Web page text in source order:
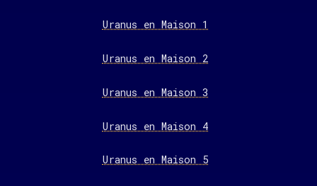
Uranus en Maison 1
Uranus en Maison 2
Uranus en Maison 3
Uranus en Maison 4
Uranus en Maison 5